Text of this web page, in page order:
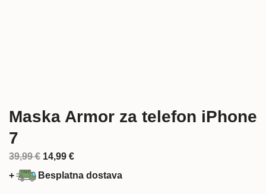
Maska Armor za telefon iPhone
7
39,99€ Izvorna
cijena
14,99 €Trenutna
cijena
+ Besplatna dostava